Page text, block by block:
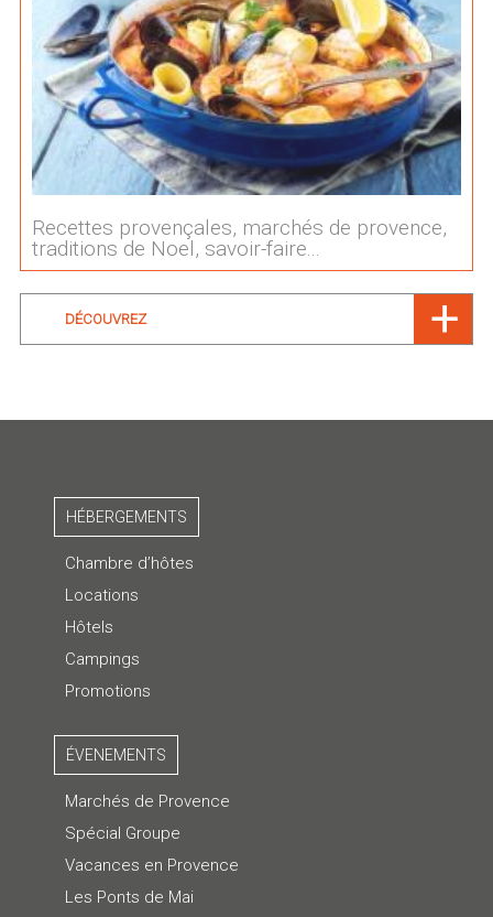
Recettes provençales, marchés de provence,
traditions de Noel, savoir-faire...
DÉCOUVREZ
HÉBERGEMENTS
Chambre d’hôtes
Locations
Hôtels
Campings
Promotions
ÉVENEMENTS
Marchés de Provence
Spécial Groupe
Vacances en Provence
Les Ponts de Mai